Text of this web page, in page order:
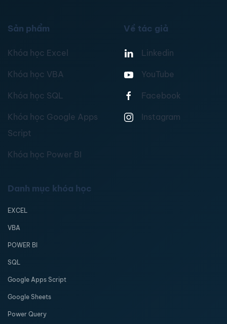
Sản phẩm
Khóa học Excel
Khóa học VBA
Khóa học SQL
Khóa học Google Apps
Script
Khóa học Power BI
Về tác giả
Linkedin
YouTube
Facebook
Instagram
Danh mục khóa học
EXCEL
VBA
POWER BI
SQL
Google Apps Script
Google Sheets
Power Query